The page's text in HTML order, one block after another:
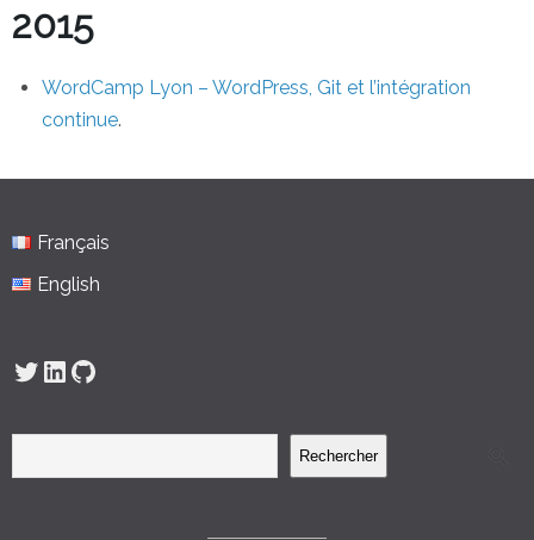
2015
WordCamp Lyon – WordPress, Git et l’intégration
continue.
Français
English
Twitter
LinkedIn
GitHub
Rechercher